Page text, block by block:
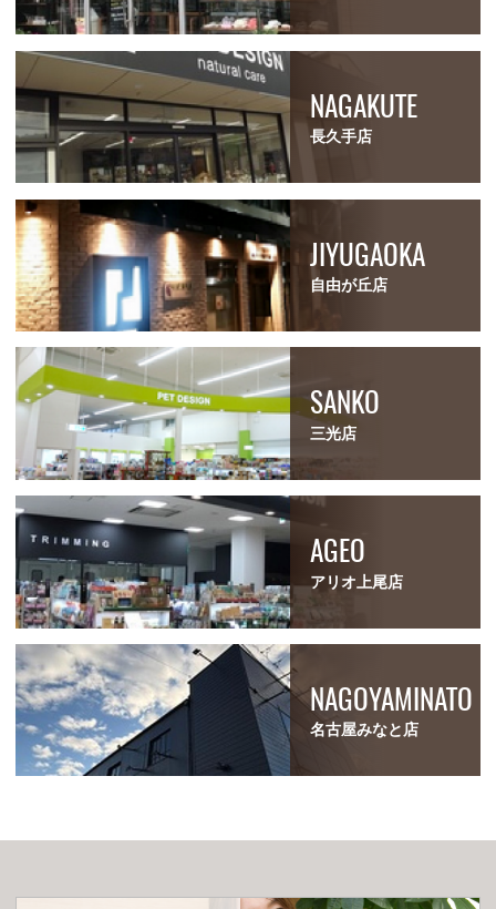
NAGAKUTE
長久手店
JIYUGAOKA
自由が丘店
SANKO
三光店
AGEO
アリオ上尾店
NAGOYAMINATO
名古屋みなと店